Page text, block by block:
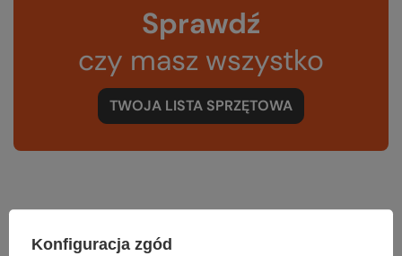
Sprawdź
czy masz wszystko
TWOJA LISTA SPRZĘTOWA
Zerknij też na to:
Konfiguracja zgód